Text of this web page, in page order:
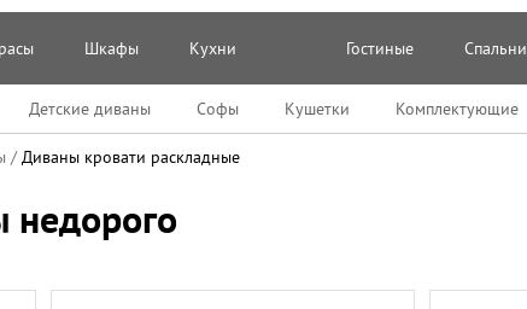
Шкафы Кухни Гостиные Спальни
Детские диваны Софы Кушетки Комплектующие
/Диваны кровати раскладные
недорого